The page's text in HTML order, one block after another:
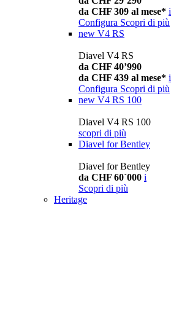
da CHF 309 al mese* i
Configura Scopri di più
new V4 RS
Diavel V4 RS
da CHF 40’990
da CHF 439 al mese* i
Configura Scopri di più
new V4 RS 100
Diavel V4 RS 100
scopri di più
Diavel for Bentley
Diavel for Bentley
da CHF 60´000 i
Scopri di più
Heritage